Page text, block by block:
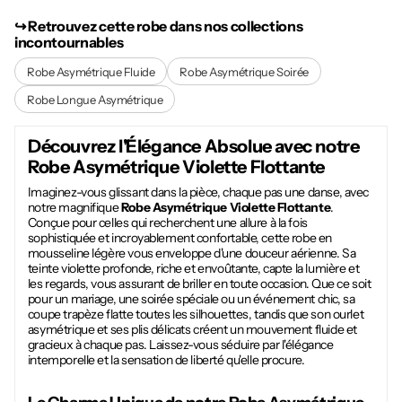
↪︎ Retrouvez cette robe dans nos collections
incontournables
Robe Asymétrique Fluide
Robe Asymétrique Soirée
Robe Longue Asymétrique
Découvrez l'Élégance Absolue avec notre
Robe Asymétrique Violette Flottante
Imaginez-vous glissant dans la pièce, chaque pas une danse, avec
notre magnifiqueRobe Asymétrique Violette Flottante.
Conçue pour celles qui recherchent une allure à la fois
sophistiquée et incroyablement confortable, cette robe en
mousseline légère vous enveloppe d'une douceur aérienne. Sa
teinte violette profonde, riche et envoûtante, capte la lumière et
les regards, vous assurant de briller en toute occasion. Que ce soit
pour un mariage, une soirée spéciale ou un événement chic, sa
coupe trapèze flatte toutes les silhouettes, tandis que son ourlet
asymétrique et ses plis délicats créent un mouvement fluide et
gracieux à chaque pas. Laissez-vous séduire par l'élégance
intemporelle et la sensation de liberté qu'elle procure.